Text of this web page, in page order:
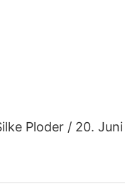
Ploder / 20.